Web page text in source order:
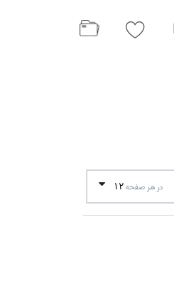
در هر صفحه12